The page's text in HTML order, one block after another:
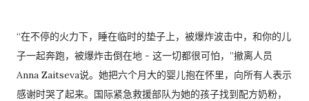
“在不停的火力下，睡在临时的垫子上，被爆炸波击中，和你的儿
子一起奔跑，被爆炸击倒在地 - 这一切都很可怕，”撤离人员
Anna Zaitseva说。她把六个月大的婴儿抱在怀里，向所有人表示
感谢时哭了起来。国际紧急救援部队为她的孩子找到配方奶粉，